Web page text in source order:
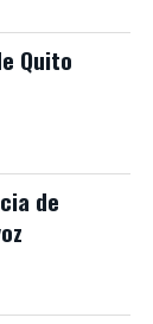
Quito
de